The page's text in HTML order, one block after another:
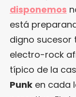
disponemos
está
digno sucesor
electro-rock
típico de la
Punk en cada